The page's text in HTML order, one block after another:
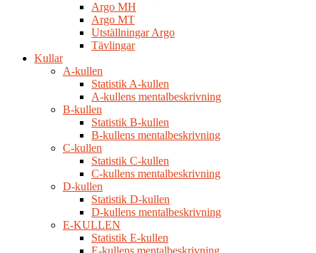
Argo MH
Argo MT
Utställningar Argo
Tävlingar
Kullar
A-kullen
Statistik A-kullen
A-kullens mentalbeskrivning
B-kullen
Statistik B-kullen
B-kullens mentalbeskrivning
C-kullen
Statistik C-kullen
C-kullens mentalbeskrivning
D-kullen
Statistik D-kullen
D-kullens mentalbeskrivning
E-KULLEN
Statistik E-kullen
E-kullens mentalbeskrivning